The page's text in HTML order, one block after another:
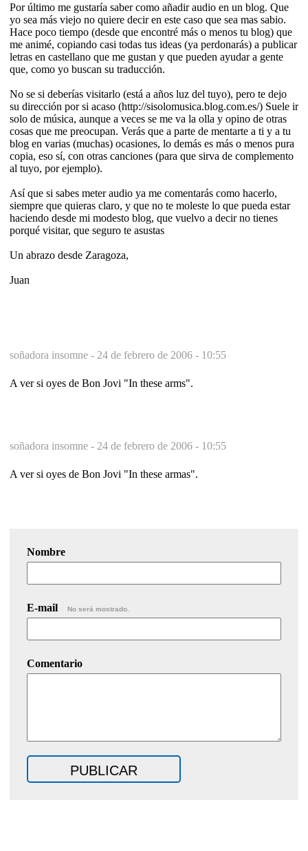
Por último me gustaría saber como añadir audio en un blog. Que
yo sea más viejo no quiere decir en este caso que sea mas sabio.
Hace poco tiempo (desde que encontré más o menos tu blog) que
me animé, copiando casi todas tus ideas (ya perdonarás) a publicar
letras en castellano que me gustan y que pueden ayudar a gente
que, como yo buscan su traducción.
No se si deberías visitarlo (está a años luz del tuyo), pero te dejo
su dirección por si acaso (http://sisolomusica.blog.com.es/) Suele ir
solo de música, aunque a veces se me va la olla y opino de otras
cosas que me preocupan. Verás que a parte de mentarte a ti y a tu
blog en varias (muchas) ocasiones, lo demás es más o menos pura
copia, eso sí, con otras canciones (para que sirva de complemento
al tuyo, por ejemplo).
Así que si sabes meter audio ya me comentarás como hacerlo,
siempre que quieras claro, y que no te moleste lo que pueda estar
haciendo desde mi modesto blog, que vuelvo a decir no tienes
porqué visitar, que seguro te asustas
Un abrazo desde Zaragoza,
Juan
soñadora insomne - 24 de febrero de 2006 - 10:55
A ver si oyes de Bon Jovi "In these arms".
soñadora insomne - 24 de febrero de 2006 - 10:55
A ver si oyes de Bon Jovi "In these armas".
Nombre
E-mail No será mostrado.
Comentario